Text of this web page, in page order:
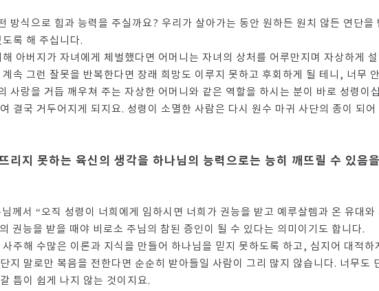
방식으로 힘과 능력을 주실까요? 우리가 살아가는 동안 원하든 원치 않든 연단
록 해 주십니다.
아버지가 자녀에게 체벌했다면 어머니는 자녀의 상처를 어루만지며 자상하게
속 그런 잘못을 반복한다면 장래 희망도 이루지 못하고 후회하게 될 테니, 너무
사랑을 거듭 깨우쳐 주는 자상한 어머니와 같은 역할을 하시는 분이 바로 성령이
결국 거두어지게 되지요. 성령이 소멸한 사람은 다시 원수 마귀 사단의 종이 되
리지 못하는 육신의 생각을 하나님의 능력으로는 능히 깨뜨릴 수 있음
께서 “오직 성령이 너희에게 임하시면 너희가 권능을 받고 예루살렘과 온 유대
권능을 받을 때야 비로소 주님의 참된 증인이 될 수 있다는 의미이기도 합니다.
주해 수많은 이론과 지식을 만들어 하나님을 믿지 못하도록 하고, 심지어 대적
지 말로만 복음을 전한다면 순순히 받아들일 사람이 그리 많지 않습니다. 너무도
틈이 쉽게 나지 않는 것이지요.